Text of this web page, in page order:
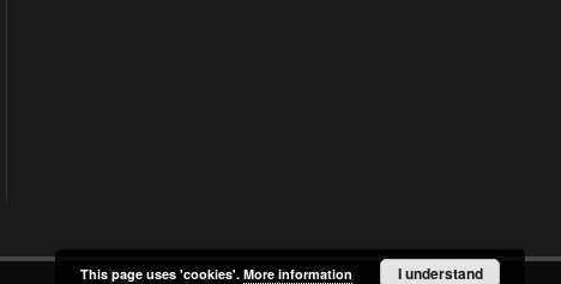
This page uses 'cookies'. More information I understand